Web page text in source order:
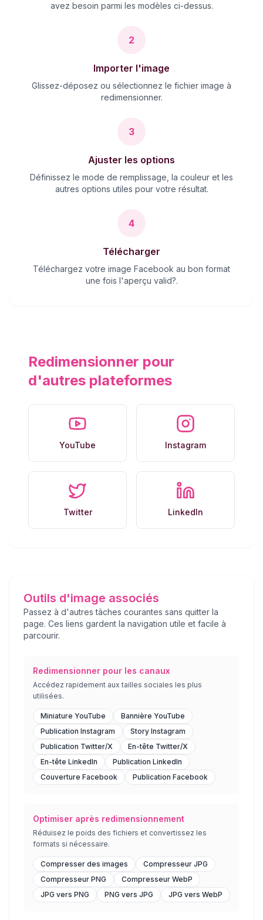
avez besoin parmi les modèles ci-dessus.
2
Importer l'image
Glissez-déposez ou sélectionnez le fichier image à
redimensionner.
3
Ajuster les options
Définissez le mode de remplissage, la couleur et les
autres options utiles pour votre résultat.
4
Télécharger
Téléchargez votre image Facebook au bon format
une fois l'aperçu valid?.
Redimensionner pour
d'autres plateformes
YouTube Instagram
Twitter LinkedIn
Outils d'image associés
Passez à d'autres tâches courantes sans quitter la
page. Ces liens gardent la navigation utile et facile à
parcourir.
Redimensionner pour les canaux
Accédez rapidement aux tailles sociales les plus
utilisées.
Miniature YouTube
Bannière YouTube
Publication Instagram
Story Instagram
Publication Twitter/X
En-tête Twitter/X
En-tête LinkedIn
Publication LinkedIn
Couverture Facebook
Publication Facebook
Optimiser après redimensionnement
Réduisez le poids des fichiers et convertissez les
formats si nécessaire.
Compresser des images
Compresseur JPG
Compresseur PNG
Compresseur WebP
JPG vers PNG
PNG vers JPG JPG vers WebP